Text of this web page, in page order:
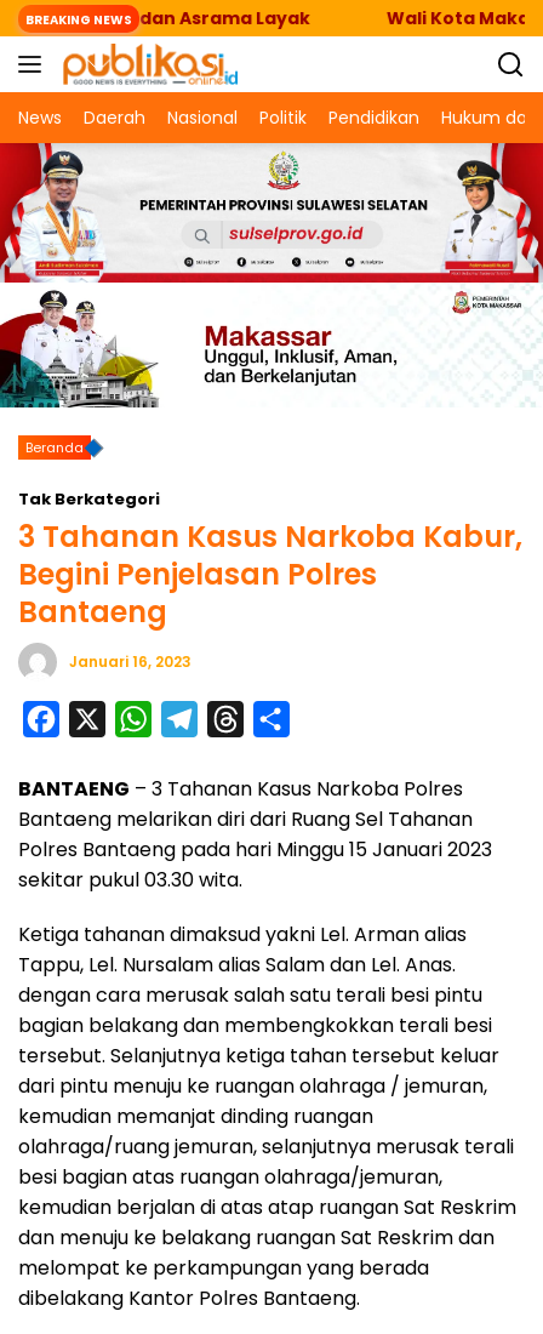
Langsung
ke
konten
BREAKING NEWS
Fasilitas dan Asrama Layak Wali Kota
News Daerah Nasional Politik Pendidikan Hukum dan
Beranda
Tak Berkategori
3 Tahanan Kasus Narkoba Kabur,
Begini Penjelasan Polres
Bantaeng
Januari 16, 2023
c
e
b
o
k
W
a
t
s
p
p
l
e
g
a
m
r
e
a
s
a
r
e
BANTAENG – 3 Tahanan Kasus Narkoba Polres
Bantaeng melarikan diri dari Ruang Sel Tahanan
Polres Bantaeng pada hari Minggu 15 Januari 2023
sekitar pukul 03.30 wita.
Ketiga tahanan dimaksud yakni Lel. Arman alias
Tappu, Lel. Nursalam alias Salam dan Lel. Anas.
dengan cara merusak salah satu terali besi pintu
bagian belakang dan membengkokkan terali besi
tersebut. Selanjutnya ketiga tahan tersebut keluar
dari pintu menuju ke ruangan olahraga / jemuran,
kemudian memanjat dinding ruangan
olahraga/ruang jemuran, selanjutnya merusak terali
besi bagian atas ruangan olahraga/jemuran,
kemudian berjalan di atas atap ruangan Sat Reskrim
dan menuju ke belakang ruangan Sat Reskrim dan
melompat ke perkampungan yang berada
dibelakang Kantor Polres Bantaeng.